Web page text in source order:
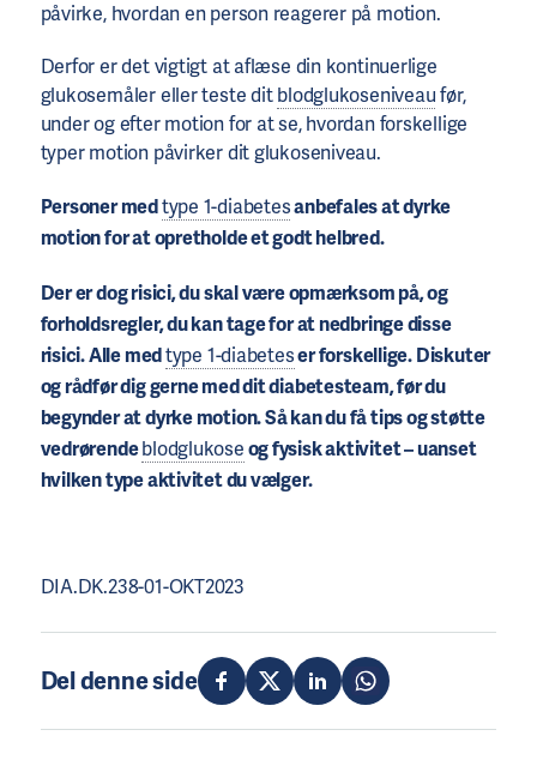
påvirke, hvordan en person reagerer på motion.
Derfor er det vigtigt at aflæse din kontinuerlige
glukosemåler eller teste ditblodglukoseniveaufør,
under og efter motion for at se, hvordan forskellige
typer motion påvirker dit glukoseniveau.
Personer medtype 1-diabetesanbefales at dyrke
motion for at opretholde et godt helbred.
Der er dog risici, du skal være opmærksom på, og
forholdsregler, du kan tage for at nedbringe disse
risici. Alle medtype 1-diabeteser forskellige. Diskuter
og rådfør dig gerne med dit diabetesteam, før du
begynder at dyrke motion. Så kan du få tips og støtte
vedrørendeblodglukoseog fysisk aktivitet – uanset
hvilken type aktivitet du vælger.
DIA.DK.238-01-OKT2023
Del denne side